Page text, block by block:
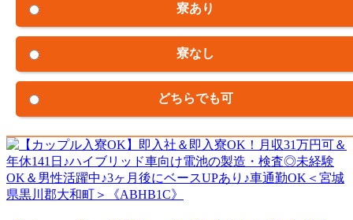
寮あり
寮なし
どちらでも可